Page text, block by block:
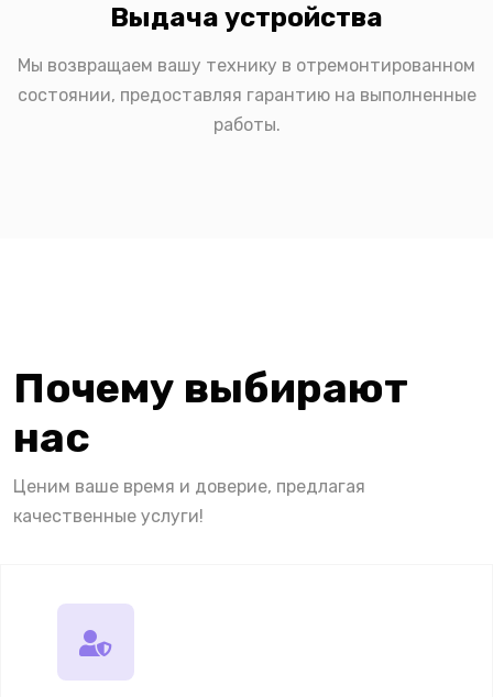
Выдача устройства
Мы возвращаем вашу технику в отремонтированном
состоянии, предоставляя гарантию на выполненные
работы.
Почему выбирают
нас
Ценим ваше время и доверие, предлагая
качественные услуги!